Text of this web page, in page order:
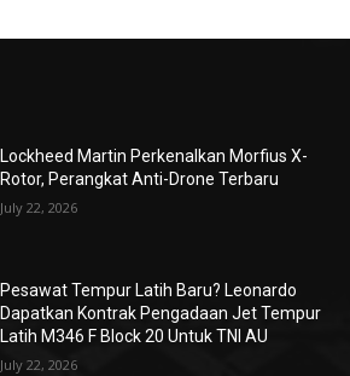
Lockheed Martin Perkenalkan Morfius X-
Rotor, Perangkat Anti-Drone Terbaru
July 22, 2026
Pesawat Tempur Latih Baru? Leonardo
Dapatkan Kontrak Pengadaan Jet Tempur
Latih M346 F Block 20 Untuk TNI AU
July 22, 2026